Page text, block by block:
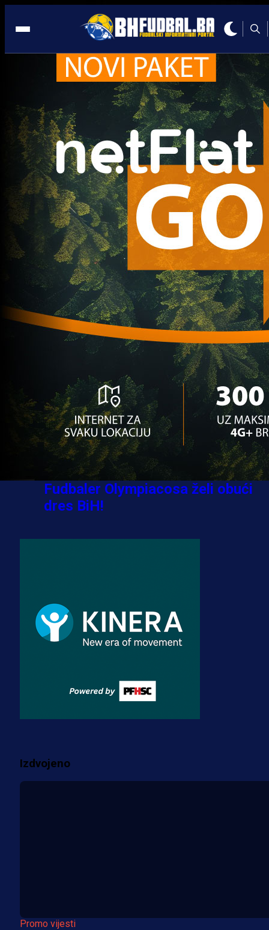
Eman Košpo
Trenutno nema novosti za navedeni tag.
Najčitanije Najnovije
A Selekcija
Sve je gotovo: Edin Džeko donio
odluku, evo gdje nastavlja
2 sedmica 1 dan
A Selekcija
Jovo Lukić ima novi klub: Trener
Cluja praktično potvrdio veliki
transfer!
6 dan 20 h
A Selekcija
Stigla potvrda od predsjednika
kluba: Jovo Lukić uskoro pravi
transfer!?
4 sedmica 1 dan
A Selekcija
Zmajevi dobili veliko pojačanje:
Fudbaler Olympiacosa želi obući
dres BiH!
prostorije FK Borac!
2 sedmica 3 dan
Reprezentacije
BiH, a sada sudi finale Svjetskog
prvenstva!
Izdvojeno
Promo vijesti